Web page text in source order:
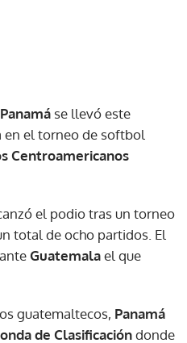
Panamá se llevó este
el torneo de softbol
Centroamericanos
el podio tras un torneo
total de ocho partidos. El
Guatemalael que
guatemaltecos, Panamá
de Clasificacióndonde